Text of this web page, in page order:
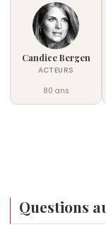
Candice Bergen
ACTEURS
80 ans
Questions